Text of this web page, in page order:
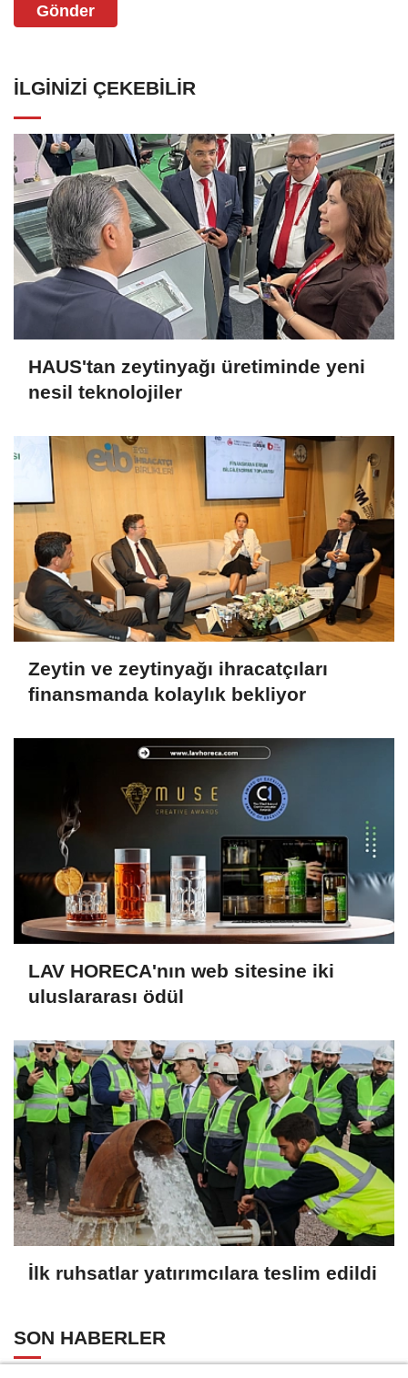
Gönder
İLGINIZI ÇEKEBILIR
HAUS'tan zeytinyağı üretiminde yeni
nesil teknolojiler
Zeytin ve zeytinyağı ihracatçıları
finansmanda kolaylık bekliyor
LAV HORECA'nın web sitesine iki
uluslararası ödül
İlk ruhsatlar yatırımcılara teslim edildi
SON HABERLER